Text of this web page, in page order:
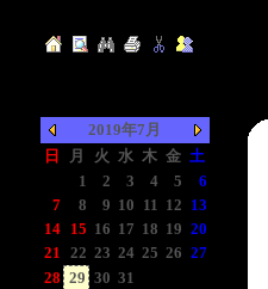
2019年7月
日
月 火 水 木 金 土
1 2 3 4 5
6
7
8 9 10 11 12 13
14 15 16 17 18 19 20
21 22 23 24 25 26 27
28 29 30 31